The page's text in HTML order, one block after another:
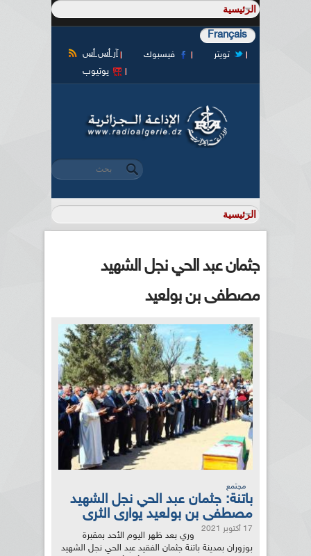
Français
آر أس أس فيسبوك
تويتر
يوتيوب
استمارة البحث
‏بحث ‏
جثمان عبد الحي نجل الشهيد
مصطفى بن بولعيد
مجتمع
باتنة: جثمان عبد الحي نجل الشهيد
مصطفى بن بولعيد يوارى الثرى
17 أكتوبر 2021
وري بعد ظهر اليوم الأحد بمقبرة
بوزوران بمدينة باتنة جثمان الفقيد عبد الحي نجل الشهيد